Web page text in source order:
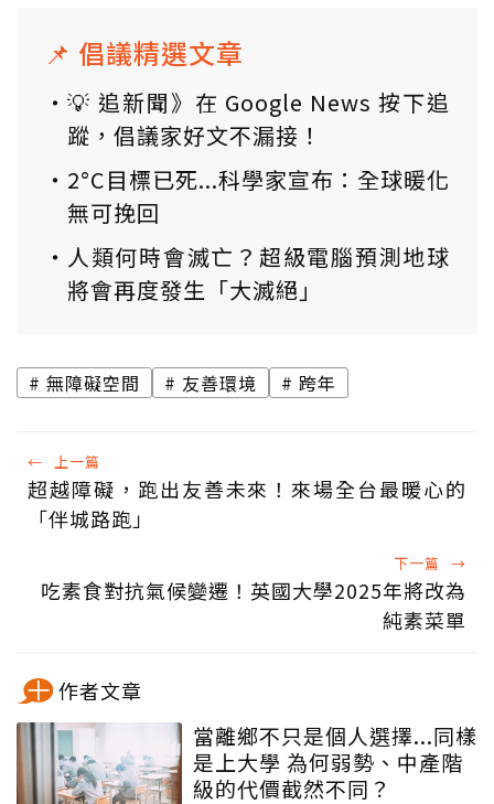
📌 倡議精選文章
💡 追新聞》在 Google News 按下追
蹤，倡議家好文不漏接！
2°C目標已死...科學家宣布：全球暖化
無可挽回
人類何時會滅亡？超級電腦預測地球
將會再度發生「大滅絕」
無障礙空間 友善環境 跨年
← 上一篇
超越障礙，跑出友善未來！來場全台最暖心的
「伴城路跑」
下一篇 →
吃素食對抗氣候變遷！英國大學2025年將改為
純素菜單
作者文章
當離鄉不只是個人選擇...同樣
是上大學 為何弱勢、中產階
級的代價截然不同？